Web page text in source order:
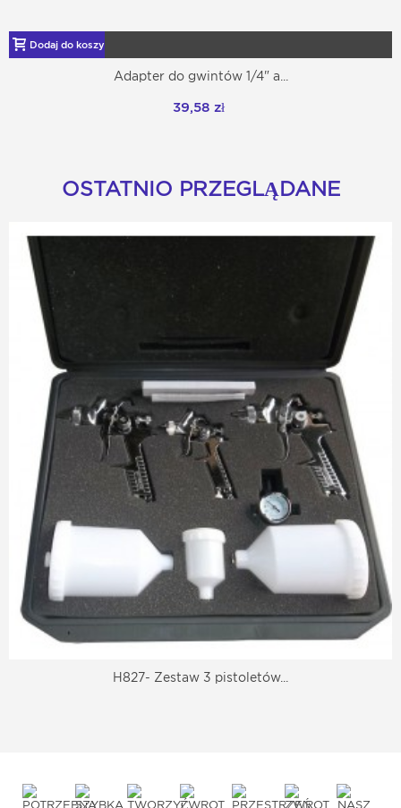
Dodaj do koszyka
Adapter do gwintów 1/4" a...
39,58 zł
OSTATNIO PRZEGLĄDANE
H827- Zestaw 3 pistoletów...